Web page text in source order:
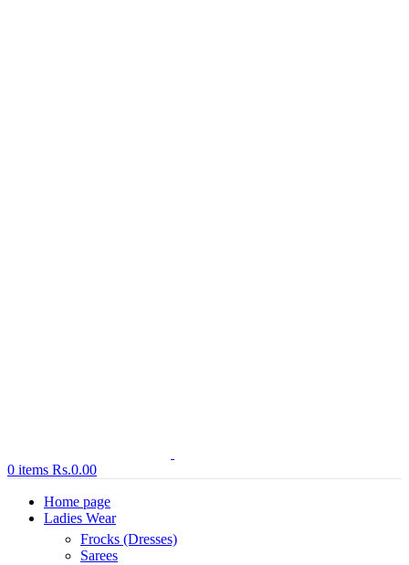
0 items Rs.0.00
Home page
Ladies Wear
Frocks (Dresses)
Sarees